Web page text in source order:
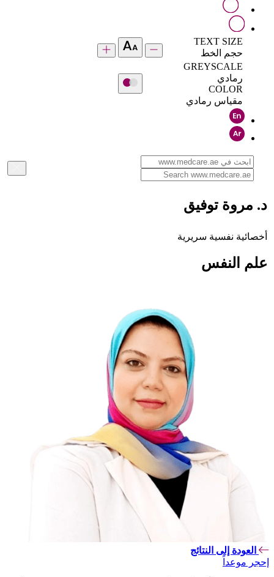
TEXT SIZE
حجم الخط
GREYSCALE
رمادي
COLOR
مقياس رمادي
د. مروة توفيق
أخصائية نفسية سريرية
علم النفس
العودة إلى النتائج
إحجر موعداً